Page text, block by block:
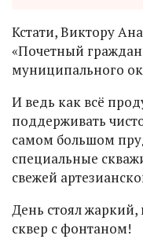
Кстати, Виктору
«Почетный
муниципального
И ведь как всё
поддерживать
самом большом
специальные
свежей
День стоял жаркий,
сквер с фонтаном!